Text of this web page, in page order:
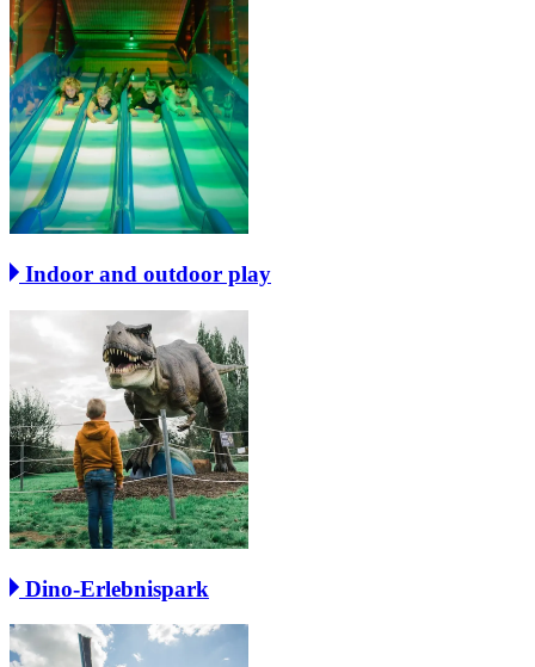
Indoor and outdoor play
Dino-Erlebnispark